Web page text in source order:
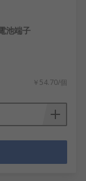
池端子
￥54.70/個